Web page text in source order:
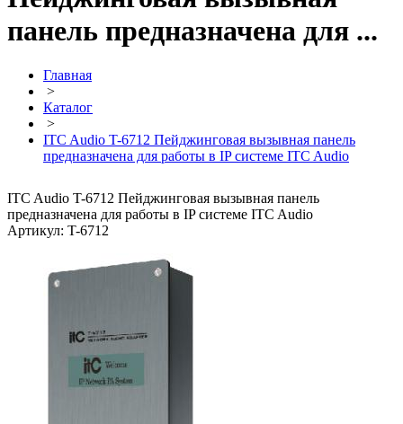
панель предназначена для ...
Главная
>
Каталог
>
ITC Audio T-6712 Пейджинговая вызывная панель
предназначена для работы в IP системе ITC Audio
ITC Audio T-6712 Пейджинговая вызывная панель
предназначена для работы в IP системе ITC Audio
Артикул: T-6712